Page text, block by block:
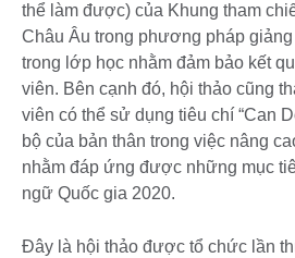
thể làm được) của Khung tham
Châu Âu trong phương pháp
trong lớp học nhằm đảm bảo kết
viên. Bên cạnh đó, hội thảo cũng
viên có thể sử dụng tiêu chí “Can
bộ của bản thân trong việc nâng
nhằm đáp ứng được những mục
ngữ Quốc gia 2020.
Đây là hội thảo được tổ chức lần